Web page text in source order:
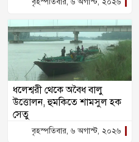
ধলেশ্বরী থেকে অবৈধ বালু
উত্তোলন, হুমকিতে শামসুল হক
সেতু
বৃহস্পতিবার, ৬ অগাস্ট, ২০২৬